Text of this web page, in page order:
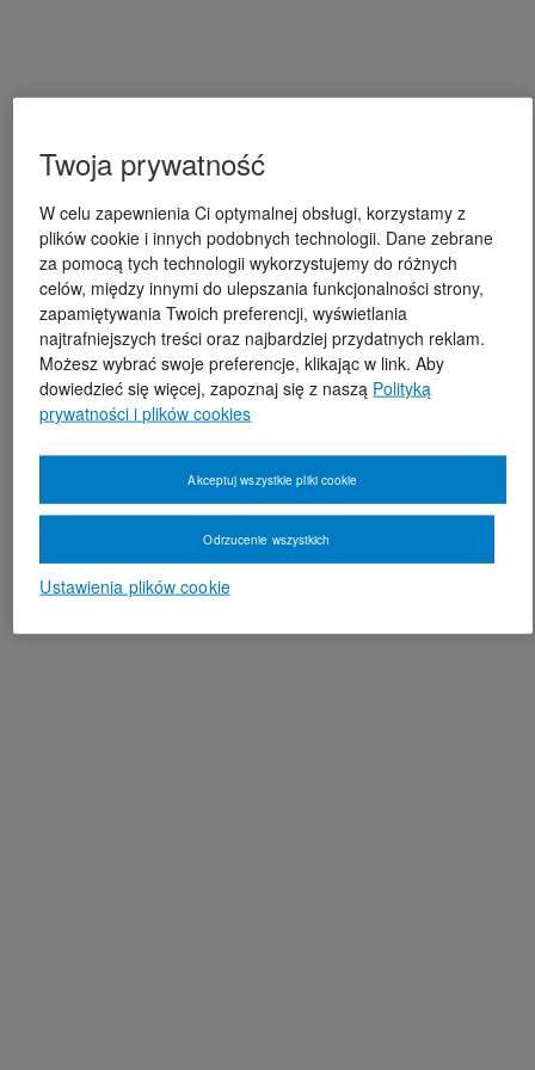
Twoja prywatność
W celu zapewnienia Ci optymalnej obsługi, korzystamy z
plików cookie i innych podobnych technologii. Dane zebrane
za pomocą tych technologii wykorzystujemy do różnych
celów, między innymi do ulepszania funkcjonalności strony,
zapamiętywania Twoich preferencji, wyświetlania
najtrafniejszych treści oraz najbardziej przydatnych reklam.
Możesz wybrać swoje preferencje, klikając w link. Aby
dowiedzieć się więcej, zapoznaj się z naszą Polityką
prywatności i plików cookies
Ustawienia plików cookie
Odrzucenie wszystkich
Akceptuj wszystkie pliki cookie